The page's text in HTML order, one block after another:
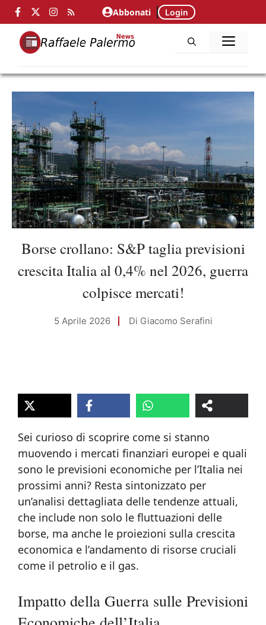
al
contenuto
Abbonati Login
Borse crollano: S&P taglia previsioni
crescita Italia al 0,4% nel 2026, guerra
colpisce mercati!
5 Aprile 2026 Di Giacomo Serafini
Sei curioso di scoprire come si stanno
muovendo i mercati finanziari europei e quali
sono le previsioni economiche per l’Italia nei
prossimi anni? Resta sintonizzato per
un’analisi dettagliata delle tendenze attuali,
che include non solo le fluttuazioni delle
borse, ma anche le proiezioni sulla crescita
economica e l’andamento di risorse cruciali
come il petrolio e il gas.
Impatto della Guerra sulle Previsioni